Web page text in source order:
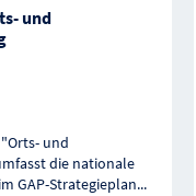
und
und
die nationale
GAP-Strategieplan...